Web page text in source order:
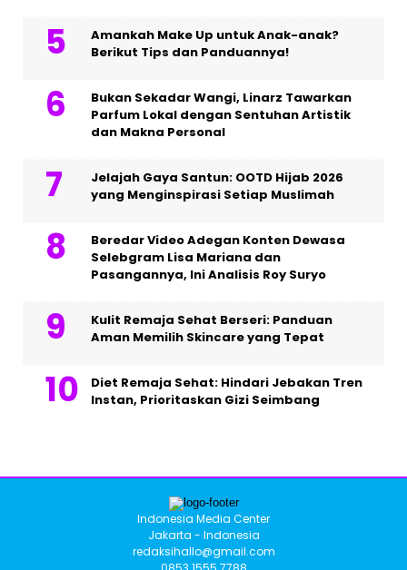
Amankah Make Up untuk Anak-anak?
Berikut Tips dan Panduannya!
Bukan Sekadar Wangi, Linarz Tawarkan
Parfum Lokal dengan Sentuhan Artistik
dan Makna Personal
Jelajah Gaya Santun: OOTD Hijab 2026
yang Menginspirasi Setiap Muslimah
Beredar Video Adegan Konten Dewasa
Selebgram Lisa Mariana dan
Pasangannya, Ini Analisis Roy Suryo
Kulit Remaja Sehat Berseri: Panduan
Aman Memilih Skincare yang Tepat
Diet Remaja Sehat: Hindari Jebakan Tren
Instan, Prioritaskan Gizi Seimbang
Indonesia Media Center
Jakarta - Indonesia
redaksihallo@gmail.com